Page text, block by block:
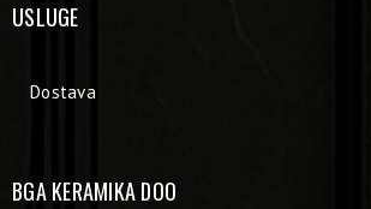
USLUGE
Dostava
BGA KERAMIKA DOO